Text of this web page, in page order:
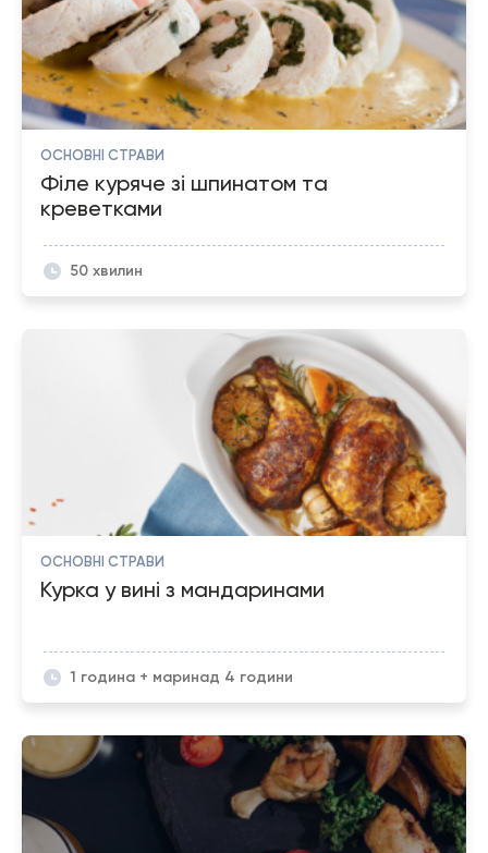
ОСНОВНІ СТРАВИ
Філе куряче зі шпинатом та
креветками
50 хвилин
ОСНОВНІ СТРАВИ
Курка у вині з мандаринами
1 година + маринад 4 години